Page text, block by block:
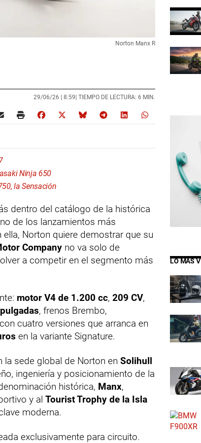
Norton Manx R
29/06/26 | 8:59| TIEMPO DE LECTURA: 6 MIN.
Ninja 650
la Sensación
dentro del catálogo de la histórica
de los lanzamientos más
Norton quiere demostrar que su
Company no va solo de
a competir en el segmento más
motor V4 de 1.200 cc, 209 CV,
, frenos Brembo,
cuatro versiones que arranca en
en la variante Signature.
la sede global de Norton en Solihull
ingeniería y posicionamiento de la
histórica, Manx,
y al Tourist Trophy de la Isla
moderna.
exclusivamente para circuito.
LO MÁS